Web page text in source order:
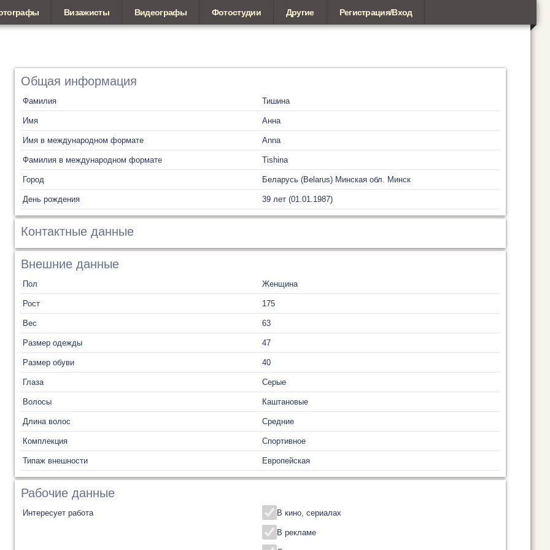
Визажисты Видеографы Фотостудии Другие Регистрация/Вход
Общая информация
Фамилия Тишина
Имя Анна
Имя в международном формате Anna
Фамилия в международном формате Tishina
Город Беларусь (Belarus) Минская обл. Минск
День рождения 39 лет (01.01.1987)
Контактные данные
Внешние данные
Пол Женщина
Рост 175
Вес 63
Размер одежды 47
Размер обуви 40
Глаза Серые
Волосы Каштановые
Длина волос Средние
Комплекция Спортивное
Типаж внешности Европейская
Рабочие данные
Интересует работа В кино, сериалах
В рекламе